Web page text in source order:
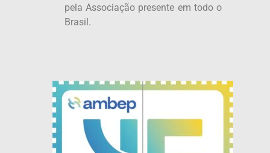
pela Associação presente em todo o
Brasil.